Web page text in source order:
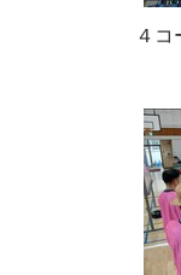
４コ